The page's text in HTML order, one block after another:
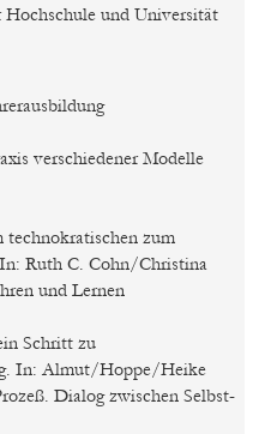
Hochschule und Universität
verschiedener Modelle
technokratischen zum
Ruth C. Cohn/Christina
und Lernen
Schritt zu
In: Almut/Hoppe/Heike
Dialog zwischen Selbst-